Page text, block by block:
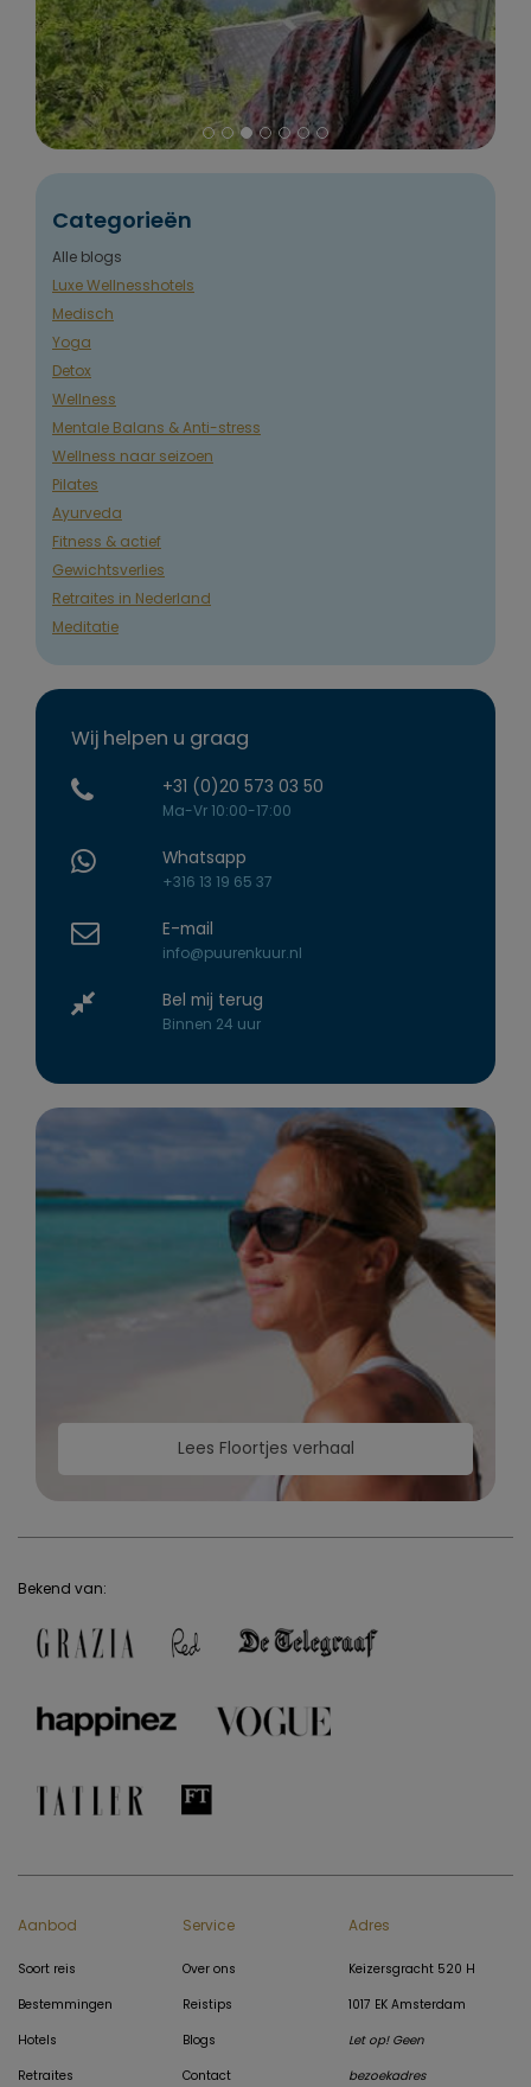
Categorieën
Alle blogs
Luxe Wellnesshotels
Medisch
Yoga
Detox
Wellness
Mentale Balans & Anti-stress
Wellness naar seizoen
Pilates
Ayurveda
Fitness & actief
Gewichtsverlies
Retraites in Nederland
Meditatie
Wij helpen u graag
+31 (0)20 573 03 50
Ma-Vr 10:00-17:00
Whatsapp
+316 13 19 65 37
E-mail
info@puurenkuur.nl
Bel mij terug
Binnen 24 uur
Lees Floortjes verhaal
Bekend van:
Aanbod
Soort reis
Bestemmingen
Hotels
Retraites
Service
Over ons
Reistips
Blogs
Contact
Adres
Keizersgracht 520 H
1017 EK Amsterdam
Let op! Geen
bezoekadres